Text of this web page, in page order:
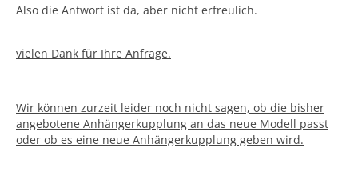
Also die Antwort ist da, aber nicht erfreulich.
vielen Dank für Ihre Anfrage.
Wir können zurzeit leider noch nicht sagen, ob die bisher
angebotene Anhängerkupplung an das neue Modell passt
oder ob es eine neue Anhängerkupplung geben wird.